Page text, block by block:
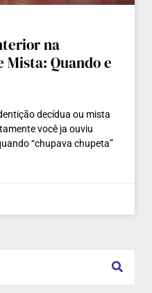
na
Mista: Quando e
decídua ou mista
você ja ouviu
“chupava chupeta”